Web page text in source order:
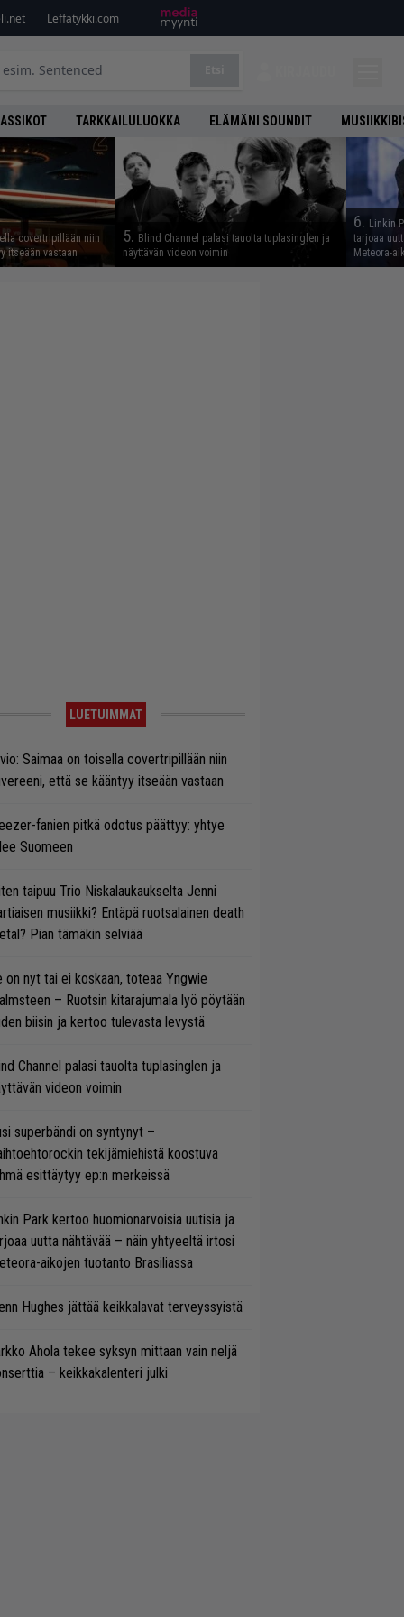
Leffatykki.com
TARKKAILULUOKKA ELÄMÄNI SOUNDIT
covertripillään niin
itseään vastaan
5. Blind Channel palasi tauolta tuplasinglen ja
näyttävän videon voimin
6. Linkin
tarjoaa
Meteora-
LUETUIMMAT
Saimaa on toisella covertripillään niin
että se kääntyy itseään vastaan
fanien pitkä odotus päättyy: yhtye
Suomeen
taipuu Trio Niskalaukaukselta Jenni
musiikki? Entäpä ruotsalainen death
Pian tämäkin selviää
on nyt tai ei koskaan, toteaa Yngwie
– Ruotsin kitarajumala lyö pöytään
biisin ja kertoo tulevasta levystä
Channel palasi tauolta tuplasinglen ja
videon voimin
superbändi on syntynyt –
tekijämiehistä koostuva
esittäytyy ep:n merkeissä
Park kertoo huomionarvoisia uutisia ja
uutta nähtävää – näin yhtyeeltä irtosi
aikojen tuotanto Brasiliassa
Hughes jättää keikkalavat terveyssyistä
Ahola tekee syksyn mittaan vain neljä
– keikkakalenteri julki